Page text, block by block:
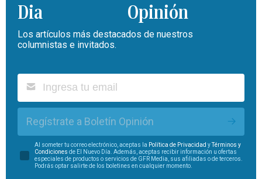
Opinión
Los artículos más destacados de nuestros
columnistas e invitados.
Regístrate a Boletín Opinión
Al someter tu correo electrónico, aceptas la Política de Privacidad yTérminos y
Condiciones de El Nuevo Día. Además, aceptas recibir información u ofertas
especiales de productos o servicios de GFR Media, sus afiliadas o de terceros.
Podrás optar salirte de los boletines en cualquier momento.